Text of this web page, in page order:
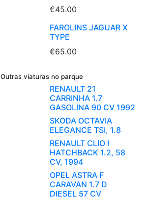
€45.00
FAROLINS JAGUAR X
TYPE
€65.00
Outras viaturas no parque
RENAULT 21
CARRINHA 1.7
GASOLINA 90 CV 1992
SKODA OCTAVIA
ELEGANCE TSI, 1.8
RENAULT CLIO I
HATCHBACK 1.2, 58
CV, 1994
OPEL ASTRA F
CARAVAN 1.7 D
DIESEL 57 CV